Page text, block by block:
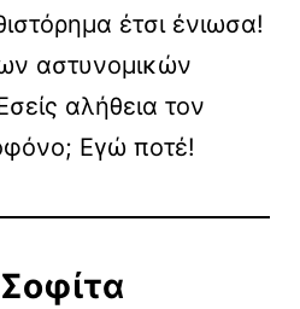
έτσι ένιωσα!
αστυνομικών
αλήθεια τον
Εγώ ποτέ!